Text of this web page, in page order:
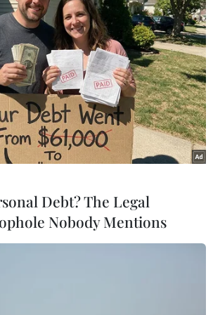
Debt? The Legal
Nobody Mentions